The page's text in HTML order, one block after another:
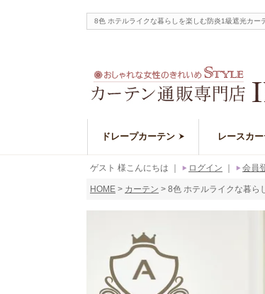
8色 ホテルライクな暮らしを楽しむ防炎1級遮光カ
ドレープカーテン レースカ
ゲスト 様こんにちは ログイン 会員
HOME カーテン 8色 ホテルライクな暮